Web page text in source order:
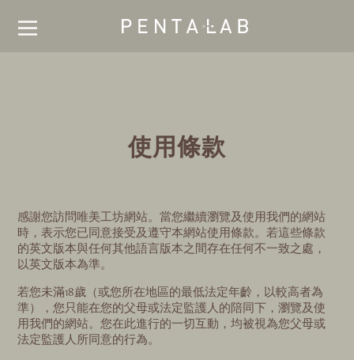
使用條款
感謝您訪問唯美工坊網站。當您繼續瀏覽及使用我們的網站
時，表示您已同意接受及遵守本網站使用條款。若這些條款
的英文版本與任何其他語言版本之間存在任何不一致之處，
以英文版本為準。
若您未滿18歲（或您所在地區的最低法定年齡，以較高者為
準），您只能在您的父母或法定監護人的陪同下，瀏覽及使
用我們的網站。您在此進行的一切互動，均被視為您父母或
法定監護人所同意的行為。